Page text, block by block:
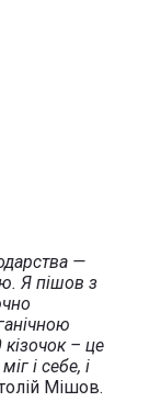
—
Я пішов з
– це
і себе, і
Мішов.